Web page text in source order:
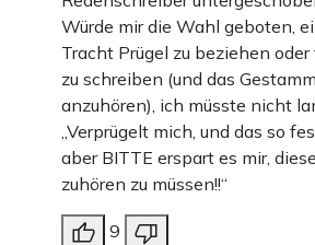
Würde mir die Wahl geboten,
Tracht Prügel zu beziehen oder
zu schreiben (und das
anzuhören), ich müsste nicht
„Verprügelt mich, und das so
aber BITTE erspart es mir,
zuhören zu müssen!!“
9